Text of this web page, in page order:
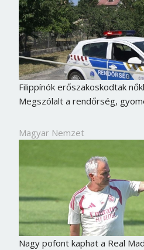
Filippínók erőszakoskodtak
Megszólalt a rendőrség,
Magyar Nemzet
Nagy pofont kaphat a Real